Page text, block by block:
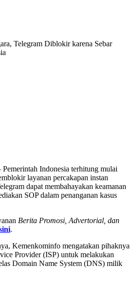
Telegram Diblokir karena Sebar
Pemerintah Indonesia terhitung mulai
layanan percakapan instan
dapat membahayakan keamanan
SOP dalam penanganan kasus
Berita Promosi, Advertorial, dan
.
Kemenkominfo mengatakan pihaknya
Provider (ISP) untuk melakukan
Domain Name System (DNS) milik